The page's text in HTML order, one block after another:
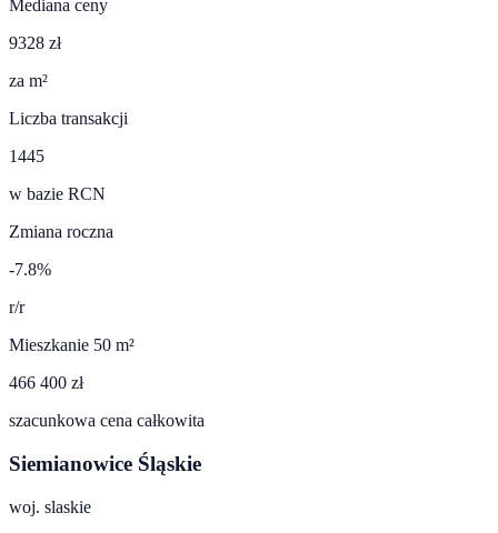
Mediana ceny
9328 zł
za m²
Liczba transakcji
1445
w bazie RCN
Zmiana roczna
-7.8%
r/r
Mieszkanie 50 m²
466 400 zł
szacunkowa cena całkowita
Siemianowice Śląskie
woj. slaskie